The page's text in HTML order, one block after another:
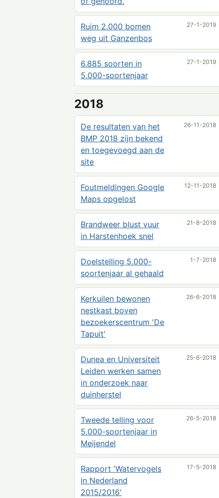
Ruim 2.000 bomen
weg uit Ganzenbos
27-1-2019
6.885 soorten in
5.000-soortenjaar
27-1-2019
2018
De resultaten van het
BMP 2018 zijn bekend
en toegevoegd aan de
site
26-11-2018
Foutmeldingen Google
Maps opgelost
12-11-2018
Brandweer blust vuur
in Harstenhoek snel
21-8-2018
Doelstelling 5.000-
soortenjaar al gehaald
1-7-2018
Kerkuilen bewonen
nestkast boven
bezoekerscentrum 'De
Tapuit'
26-6-2018
Dunea en Universiteit
Leiden werken samen
in onderzoek naar
duinherstel
25-6-2018
Tweede telling voor
5.000-soortenjaar in
Meijendel
26-5-2018
Rapport 'Watervogels
in Nederland
2015/2016'
17-5-2018